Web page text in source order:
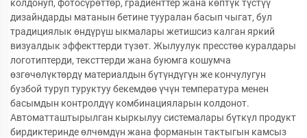
колдонуп, фотосүрөттөр, градиенттер жана көптүк түстүү
дизайндарды матанын бетине тууралан басып чыгат, бул
традициялык өндүрүш ыкмалары жетишсиз калган яркий
визуалдык эффекттерди түзөт. Жылуулук пресстөө куралдары
логотиптерди, тексттерди жана буюмга кошумча
өзгөчөлүктөрдү материалдын бүтүндүгүн же кончулугун
бузбой туруп туруктуу бекемдөө үчүн температура менен
басымдын контролдүү комбинацияларын колдонот.
Автоматташтырылган кыркылуу системалары бүткүл продукт
бирдиктеринде өлчөмдүн жана форманын тактыгын камсыз